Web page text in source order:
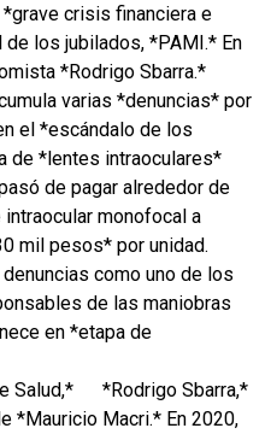
crisis financiera e
los jubilados, *PAMI.* En
*Rodrigo Sbarra.*
varias *denuncias* por
el *escándalo de los
de *lentes intraoculares*
de pagar alrededor de
monofocal a
mil pesos* por unidad.
como uno de los
de las maniobras
en *etapa de
Salud,*
*Rodrigo Sbarra,*
*Mauricio Macri.* En 2020,